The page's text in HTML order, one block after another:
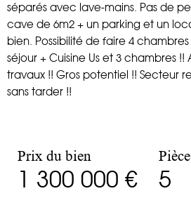
séparés avec lave-mains. Pas de
cave de 6m2 + un parking et un
bien. Possibilité de faire 4
séjour + Cuisine Us et 3 chambres
travaux !! Gros potentiel !! Secteur
sans tarder !!
Prix du bien
1 300 000 € 5